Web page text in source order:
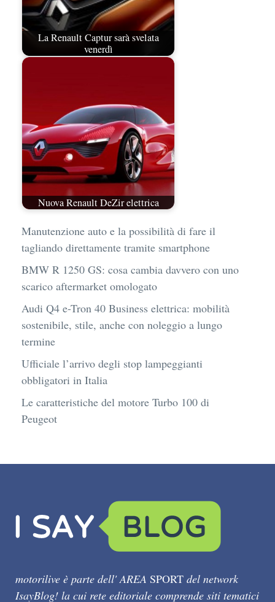
La Renault Captur sarà svelata
venerdì
Nuova Renault DeZir elettrica
Manutenzione auto e la possibilità di fare il
tagliando direttamente tramite smartphone
BMW R 1250 GS: cosa cambia davvero con uno
scarico aftermarket omologato
Audi Q4 e-Tron 40 Business elettrica: mobilità
sostenibile, stile, anche con noleggio a lungo
termine
Ufficiale l’arrivo degli stop lampeggianti
obbligatori in Italia
Le caratteristiche del motore Turbo 100 di
Peugeot
motorilive è parte dell' AREA SPORT del network
IsayBlog! la cui rete editoriale comprende siti tematici